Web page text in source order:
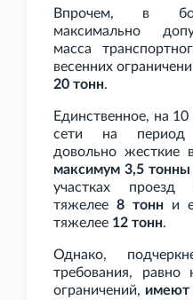
Впрочем, в
максимально
масса
весенних
20 тонн.
Единственное, на 10
сети на период
довольно жесткие
максимум 3,5 тонны
участках проезд
тяжелее 8 тонни
тяжелее 12 тонн.
Однако,
требования, равно
ограничений, имеют